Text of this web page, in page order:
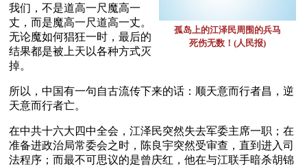
孤岛上的江泽民周围的兵马
死伤无数！(人民报)
我们，不是道高一尺魔高一
丈，而是魔高一尺道高一丈。
无论魔如何猖狂一时，最后的
结果都是被上天以各种方式灭
掉。
所以，中国有一句自古流传下来的话：顺天意而行者昌，逆
天意而行者亡。
在中共十六大四中全会，江泽民突然失去军委主席一职；在
准备进政治局常委会之时，陈良宇突然受审查，直到进入司
法程序；而最不可思议的是曾庆红，他在与江联手暗杀胡锦